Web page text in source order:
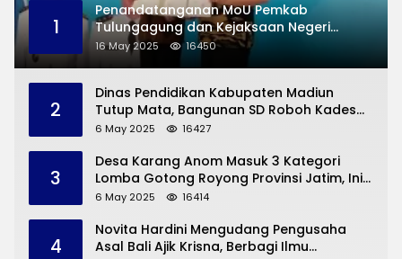
1
Penandatanganan MoU Pemkab
Tulungagung dan Kejaksaan Negeri
Permasalahan Hukum
16 May 2025 16450
2
Dinas Pendidikan Kabupaten Madiun
Tutup Mata, Bangunan SD Roboh Kades
Dermorejo Bangun Pakai Dana Pribadi
6 May 2025 16427
3
Desa Karang Anom Masuk 3 Kategori
Lomba Gotong Royong Provinsi Jatim, Ini
yang Disampaikan Sekda Trenggalek
6 May 2025 16414
4
Novita Hardini Mengudang Pengusaha
Asal Bali Ajik Krisna, Berbagi Ilmu